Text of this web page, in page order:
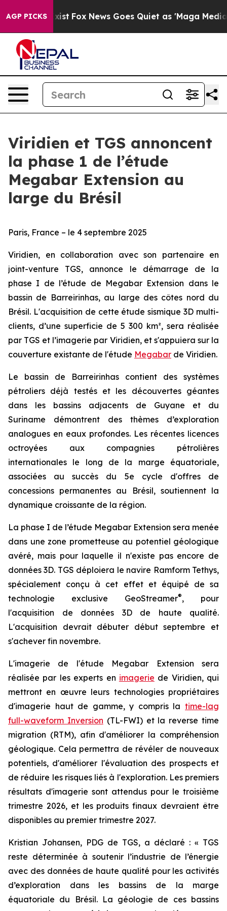
AGP PICKS
They Exist Fox News Goes Quiet as 'Maga Media
Viridien et TGS annoncent
la phase 1 de l’étude
Megabar Extension au
large du Brésil
Paris, France – le 4 septembre 2025
Viridien, en collaboration avec son partenaire en
joint-venture TGS, annonce le démarrage de la
phase I de l’étude de Megabar Extension dans le
bassin de Barreirinhas, au large des côtes nord du
Brésil. L'acquisition de cette étude sismique 3D multi-
clients, d’une superficie de 5 300 km², sera réalisée
par TGS et l’imagerie par Viridien, et s'appuiera sur la
couverture existante de l'étude Megabar de Viridien.
Le bassin de Barreirinhas contient des systèmes
pétroliers déjà testés et les découvertes géantes
dans les bassins adjacents de Guyane et du
Suriname démontrent des thèmes d’exploration
analogues en eaux profondes. Les récentes licences
octroyées aux compagnies pétrolières
internationales le long de la marge équatoriale,
associées au succès du 5e cycle d'offres de
concessions permanentes au Brésil, soutiennent la
dynamique croissante de la région.
La phase I de l’étude Megabar Extension sera menée
dans une zone prometteuse au potentiel géologique
avéré, mais pour laquelle il n'existe pas encore de
données 3D. TGS déploiera le navire Ramform Tethys,
spécialement conçu à cet effet et équipé de sa
technologie exclusive GeoStreamer®, pour
l'acquisition de données 3D de haute qualité.
L'acquisition devrait débuter début septembre et
s'achever fin novembre.
L'imagerie de l'étude Megabar Extension sera
réalisée par les experts en imagerie de Viridien, qui
mettront en œuvre leurs technologies propriétaires
d'imagerie haut de gamme, y compris la time-lag
full-waveform Inversion (TL-FWI) et la reverse time
migration (RTM), afin d'améliorer la compréhension
géologique. Cela permettra de révéler de nouveaux
potentiels, d'améliorer l'évaluation des prospects et
de réduire les risques liés à l'exploration. Les premiers
résultats d'imagerie sont attendus pour le troisième
trimestre 2026, et les produits finaux devraient être
disponibles au premier trimestre 2027.
Kristian Johansen, PDG de TGS, a déclaré : « TGS
reste déterminée à soutenir l’industrie de l’énergie
avec des données de haute qualité pour les activités
d’exploration dans les bassins de la marge
équatoriale du Brésil. La géologie de ces bassins